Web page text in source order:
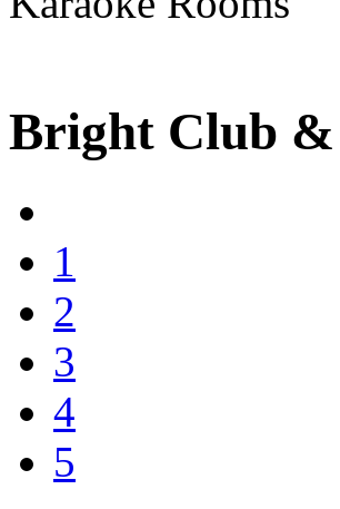
Bright Club &
1
2
3
4
5